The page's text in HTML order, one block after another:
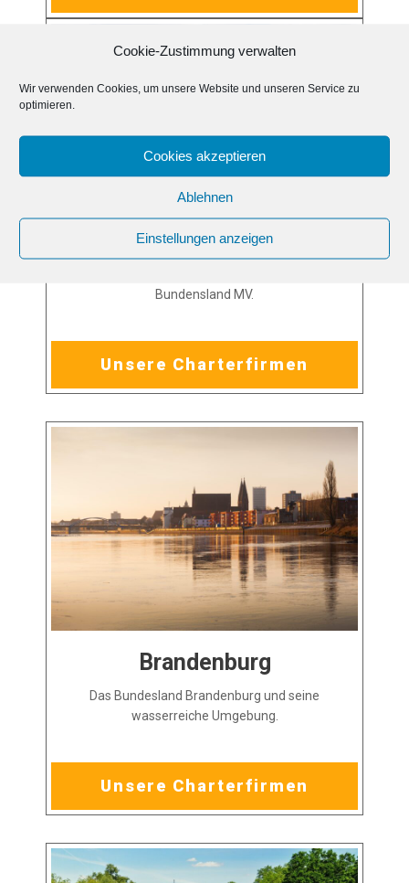
Cookie-Zustimmung verwalten
Wir verwenden Cookies, um unsere Website und unseren Service zu
optimieren.
Cookies akzeptieren
Ablehnen
Einstellungen anzeigen
Mecklenburg-Vorpommern
Bundensland MV.
Unsere Charterfirmen
Brandenburg
Das Bundesland Brandenburg und seine
wasserreiche Umgebung.
Unsere Charterfirmen